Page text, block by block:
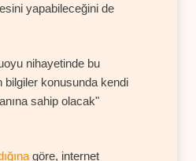
yapabileceğini de
nihayetinde bu
bilgiler konusunda kendi
sahip olacak"
göre, internet